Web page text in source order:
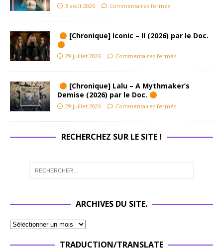
3 août 2026 Commentaires fermés
[Chronique] Iconic – II (2026) par le Doc.
29 juillet 2026 Commentaires fermés
[Chronique] Lalu – A Mythmaker’s
Demise (2026) par le Doc.
29 juillet 2026 Commentaires fermés
RECHERCHEZ SUR LE SITE !
ARCHIVES DU SITE.
TRADUCTION/TRANSLATE